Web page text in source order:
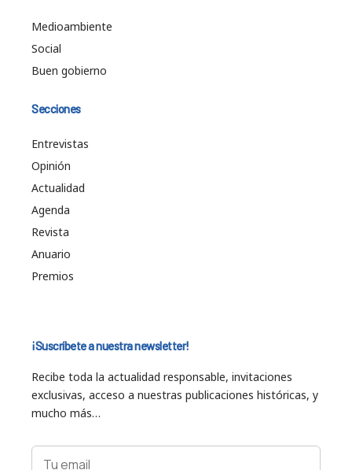
Medioambiente
Social
Buen gobierno
Secciones
Entrevistas
Opinión
Actualidad
Agenda
Revista
Anuario
Premios
¡Suscríbete a nuestra newsletter!
Recibe toda la actualidad responsable, invitaciones
exclusivas, acceso a nuestras publicaciones históricas, y
mucho más…